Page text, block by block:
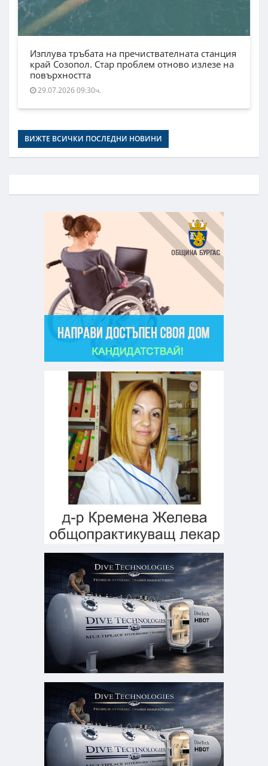
Изплува тръбата на пречиствателната станция
край Созопол. Стар проблем отново излезе на
повърхността
29.07.2026 09:30ч.
ВИЖТЕ ВСИЧКИ ПОСЛЕДНИ НОВИНИ